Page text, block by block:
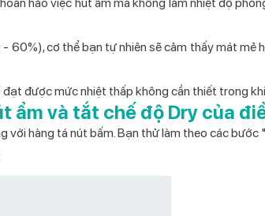
hảo việc hút ẩm mà không làm nhiệt độ
60%), cơ thể bạn tự nhiên sẽ cảm thấy mát mẻ
được mức nhiệt thấp không cần thiết trong
ẩm và tắt chế độ Dry của
với hàng tá nút bấm. Bạn thử làm theo các bước